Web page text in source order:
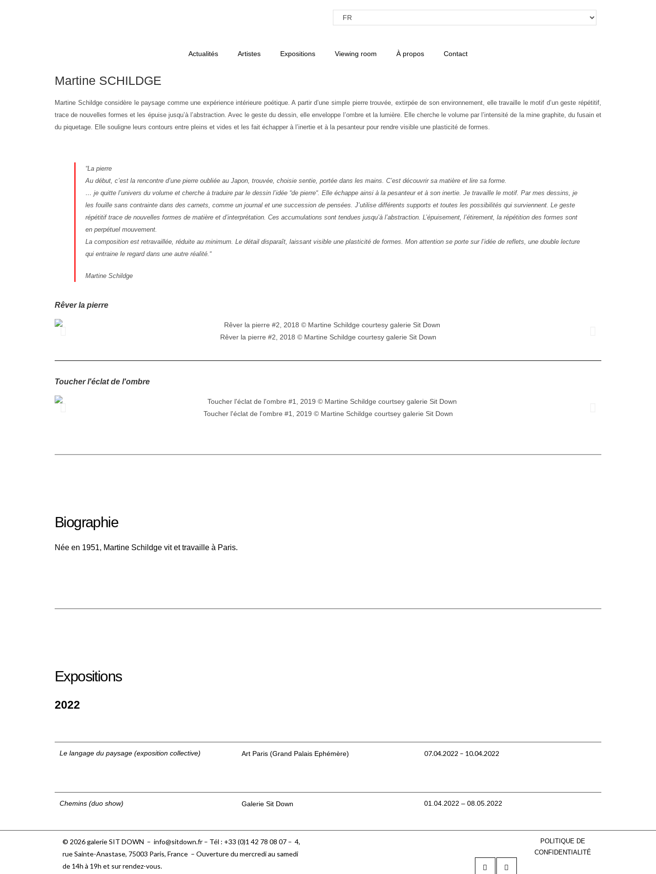
Actualités Artistes Expositions Viewing room À propos Contact
Martine SCHILDGE
Martine Schildgeconsidère le paysage comme une expérience intérieure poétique. A partir d’une simple pierre trouvée, extirpée de son environnement, elle travaille le motif d’un geste répétitif,
trace de nouvelles formes et les épuise jusqu’à l’abstraction. Avec le geste du dessin, elle enveloppe l’ombre et la lumière. Elle cherche le volume par l’intensité de la mine graphite, du fusain et
du piquetage. Elle souligne leurs contours entre pleins et vides et les fait échapper à l’inertie et à la pesanteur pour rendre visible une plasticité de formes.
“La pierre
Au début, c’est la rencontre d’une pierre oubliée au Japon, trouvée, choisie sentie, portée dans les mains. C’est découvrir sa matière et lire sa forme.
… je quitte l’univers du volume et cherche à traduire par le dessin l’idée “de pierre“. Elle échappe ainsi à la pesanteur et à son inertie. Je travaille le motif. Par mes dessins, je
les fouille sans contrainte dans des carnets, comme un journal et une succession de pensées. J’utilise différents supports et toutes les possibilités qui surviennent. Le geste
répétitif trace de nouvelles formes de matière et d’interprétation. Ces accumulations sont tendues jusqu’à l’abstraction. L’épuisement, l’étirement, la répétition des formes sont
en perpétuel mouvement.
La composition est retravaillée, réduite au minimum. Le détail disparaît, laissant visible une plasticité de formes. Mon attention se porte sur l’idée de reflets, une double lecture
qui entraine le regard dans une autre réalité.“
Martine Schildge
Rêver la pierre
Rêver la pierre #2, 2018 © Martine Schildge courtesy galerie Sit Down
Toucher l'éclat de l'ombre
Toucher l'éclat de l'ombre #1, 2019 © Martine Schildge courtsey galerie Sit Down
Biographie
Née en 1951, Martine Schildge vit et travaille à Paris.
Expositions
2022
Le langage du paysage (exposition collective) Art Paris (Grand Palais Ephémère) 07.04.2022 – 10.04.2022
Chemins (duo show) Galerie Sit Down 01.04.2022 – 08.05.2022
© 2026 galerie SIT DOWN – info@sitdown.fr – Tél : +33 (0)1 42 78 08 07 – 4,
rue Sainte-Anastase, 75003 Paris, France – Ouverture du mercredi au samedi
de 14h à 19h et sur rendez-vous.
POLITIQUE DE
CONFIDENTIALITÉ